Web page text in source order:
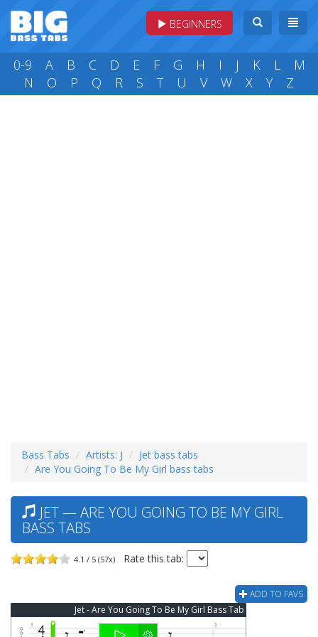
BEGINNERS
0-9 A B C D E F G H I J K L
M
N
O P Q R S T U V W X Y Z
Bass Tabs Artists: J
Jet bass tabs
Are You Going To Be My Girl bass tabs
JET — ARE YOU GOING TO BE MY GIRL
BASS TABS
4.1 / 5 (57x) Rate this tab:
ADD TO FAVS
Jet - Are You Going To Be My Girl Bass Tab